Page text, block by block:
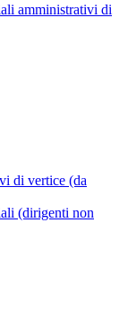
amministrativi di
di vertice (da
(dirigenti non